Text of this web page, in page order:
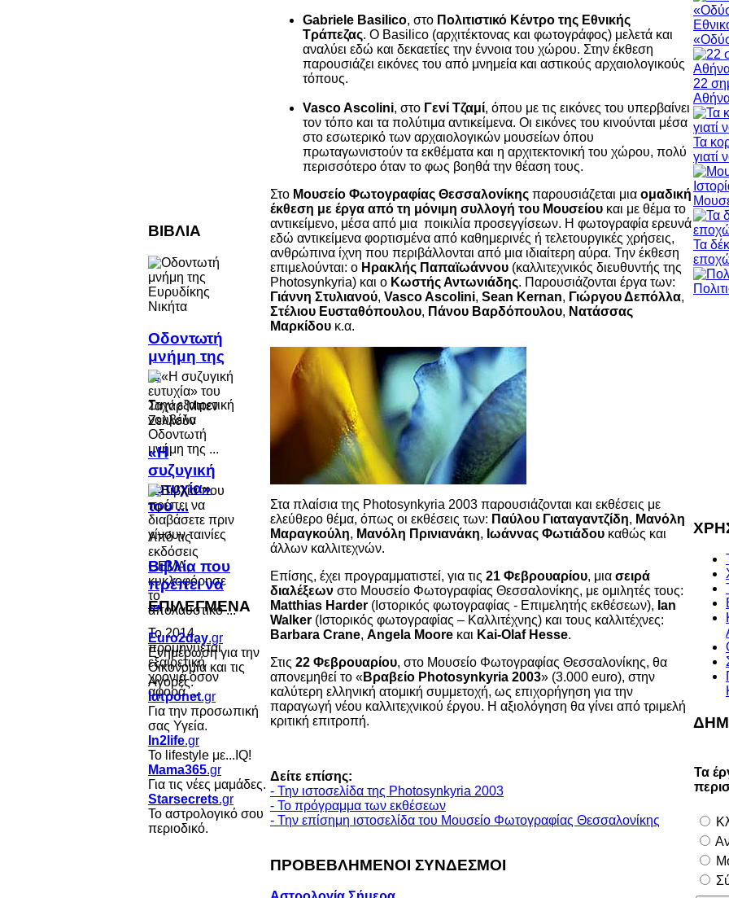
ΒΙΒΛΙΑ
Οδοντωτή
μνήμη της
...
Στην εξαιρετική
νουβέλα
Οδοντωτή
μνήμη της ...
«Η
συζυγική
ευτυχία»
του ...
Από τις
εκδόσεις
GEMA,
κυκλοφόρησε
το
απολαυστικό ...
Βιβλία που
πρέπει να
...
Το 2014
προμηνύεται
εξαιρετική
χρονιά όσον
αφορά ...
ΕΠΙΛΕΓΜΕΝΑ
Euro2day.gr
Ενημέρωση για την
Οικονομία και τις
Αγορές.
Ιατροnet.gr
Για την προσωπική
σας Υγεία.
In2life.gr
Το lifestyle με...IQ!
Mama365.gr
Για τις νέες μαμάδες.
Starsecrets.gr
Το αστρολογικό σου
περιοδικό.
Gabriele Basilico, στο Πολιτιστικό Κέντρο της Εθνικής
Τράπεζας. O Basilico (αρχιτέκτονας και φωτογράφος) μελετά και
αναλύει εδώ και δεκαετίες την έννοια του χώρου. Στην έκθεση
παρουσιάζει εικόνες του από μνημεία και αστικούς αρχαιολογικούς
τόπους.
Vasco Ascolini, στο Γενί Τζαμί, όπου με τις εικόνες του υπερβαίνει
τον τόπο και τα πολύτιμα αντικείμενα. Οι εικόνες του κινούνται μέσα
στο εσωτερικό των αρχαιολογικών μουσείων όπου
πρωταγωνιστούν τα εκθέματα και η αρχιτεκτονική του χώρου, πολύ
περισσότερο όταν το φως βοηθά την θέαση τους.
Στο Μουσείο Φωτογραφίας Θεσσαλονίκης παρουσιάζεται μια ομαδική
έκθεση με έργα από τη μόνιμη συλλογή του Μουσείου και με θέμα το
αντικείμενο, μέσα από μια ποικιλία προσεγγίσεων. Η φωτογραφία ερευνά
εδώ αντικείμενα φορτισμένα από καθημερινές ή τελετουργικές χρήσεις,
ανθρώπινα ίχνη που περιβάλλονται από μια ιδιαίτερη αύρα. Την έκθεση
επιμελούνται: ο Ηρακλής Παπαϊωάννου (καλλιτεχνικός διευθυντής της
Photosynkyria) και ο Κωστής Αντωνιάδης. Παρουσιάζονται έργα των:
Γιάννη Στυλιανού, Vasco Ascolini, Sean Kernan, Γιώργου Δεπόλλα,
Στέλιου Ευσταθόπουλου, Πάνου Βαρδόπουλου, Νατάσσας
Μαρκίδου κ.α.
Στα πλαίσια της Photosynkyria 2003 παρουσιάζονται και εκθέσεις με
ελεύθερο θέμα, όπως οι εκθέσεις των: Παύλου Γιαταγαντζίδη, Μανόλη
Μαραγκούλη, Μανόλη Πρινιανάκη, Ιωάννας Φωτιάδου καθώς και
άλλων καλλιτεχνών.
Επίσης, έχει προγραμματιστεί, για τις 21 Φεβρουαρίου, μια σειρά
διαλέξεων στο Μουσείο Φωτογραφίας Θεσσαλονίκης, με ομιλητές τους:
Matthias Harder (Ιστορικός φωτογραφίας - Επιμελητής εκθέσεων), Ian
Walker (Ιστορικός φωτογραφίας – Καλλιτέχνης) και τους καλλιτέχνες:
Barbara Crane, Angela Moore και Kai-Olaf Hesse.
Στις 22 Φεβρουαρίου, στο Μουσείο Φωτογραφίας Θεσσαλονίκης, θα
απονεμηθεί το «Βραβείο Photosynkyria 2003» (3.000 euro), στην
καλύτερη ελληνική ατομική συμμετοχή, ως επιχορήγηση για την
παραγωγή νέου καλλιτεχνικού έργου. Η αξιολόγηση θα γίνει από τριμελή
κριτική επιτροπή.
Δείτε επίσης:
- Την ιστοσελίδα της Photosynkyria 2003
- Το πρόγραμμα των εκθέσεων
- Την επίσημη ιστοσελίδα του Μουσείο Φωτογραφίας Θεσσαλονίκης
ΠΡΟΒΕΒΛΗΜΕΝΟΙ ΣΥΝΔΕΣΜΟΙ
22
Τα
γιατί
Τα
Τα